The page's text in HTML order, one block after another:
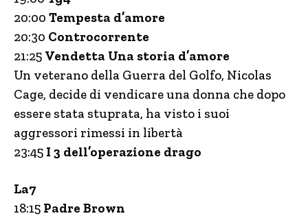
20:00 Tempesta d’amore
20:30 Controcorrente
21:25 Vendetta Una storia d’amore
Un veterano della Guerra del Golfo, Nicolas
Cage, decide di vendicare una donna che dopo
essere stata stuprata, ha visto i suoi
aggressori rimessi in libertà
23:45 I 3 dell’operazione drago
La7
18:15 Padre Brown